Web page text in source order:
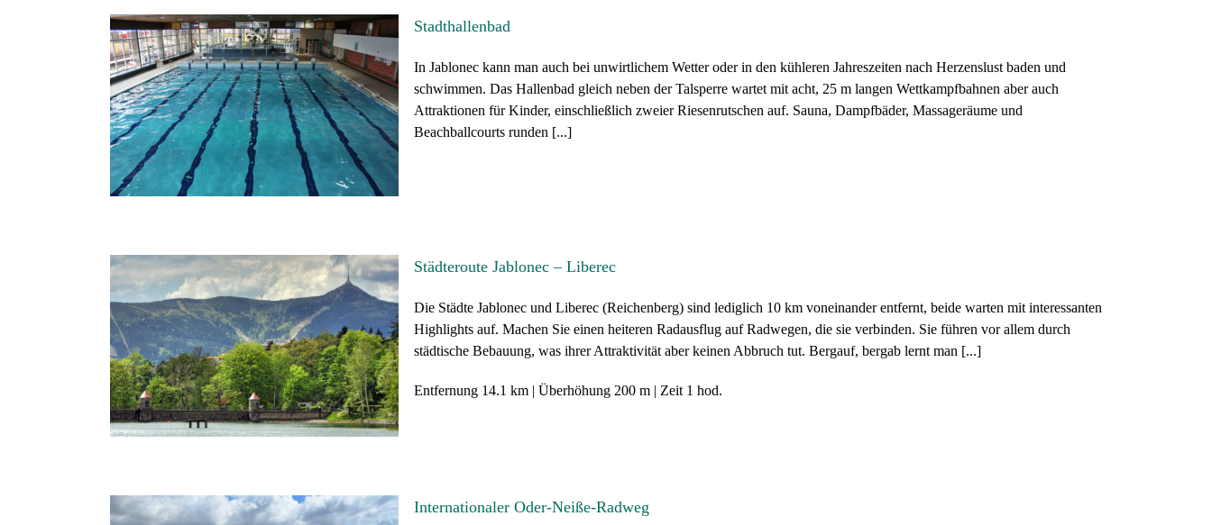
Stadthallenbad
In Jablonec kann man auch bei unwirtlichem Wetter oder in den kühleren Jahreszeiten nach Herzenslust baden und
schwimmen. Das Hallenbad gleich neben der Talsperre wartet mit acht, 25 m langen Wettkampfbahnen aber auch
Attraktionen für Kinder, einschließlich zweier Riesenrutschen auf. Sauna, Dampfbäder, Massageräume und
Beachballcourts runden [...]
Städteroute Jablonec – Liberec
Die Städte Jablonec und Liberec (Reichenberg) sind lediglich 10 km voneinander entfernt, beide warten mit interessanten
Highlights auf. Machen Sie einen heiteren Radausflug auf Radwegen, die sie verbinden. Sie führen vor allem durch
städtische Bebauung, was ihrer Attraktivität aber keinen Abbruch tut. Bergauf, bergab lernt man [...]
Entfernung 14.1 km Überhöhung 200 m Zeit 1 hod.
Internationaler Oder-Neiße-Radweg